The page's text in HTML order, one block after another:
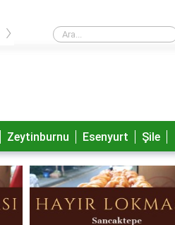
Nayib Bukele aslen nereli?
›
Zeytinburnu Esenyurt Şile